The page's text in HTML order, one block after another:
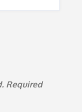
Required